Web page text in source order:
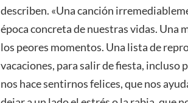
describen. «Una canción
época concreta de nuestras vidas. Una
los peores momentos. Una lista de
vacaciones, para salir de fiesta, incluso
nos hace sentirnos felices, que nos